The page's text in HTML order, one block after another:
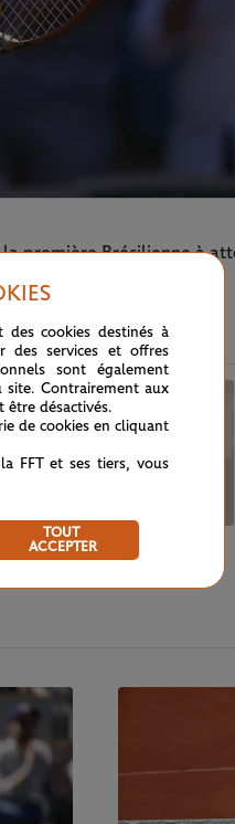
première Brésilienne à
des cookies destinés à
des services et offres
sont également
site. Contrairement aux
être désactivés.
de cookies en cliquant
FFT et ses tiers, vous
TOUT
ACCEPTER